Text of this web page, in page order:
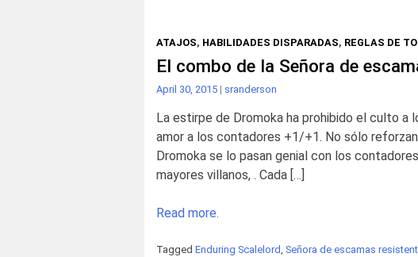
ATAJOS, HABILIDADES DISPARADAS, REGLAS DE
El combo de la Señora de
April 30, 2015 | sranderson
La estirpe de Dromoka ha prohibido el culto a
amor a los contadores +1/+1. No sólo
Dromoka se lo pasan genial con los
mayores villanos, . Cada […]
Read more.
Tagged Enduring Scalelord, Señora de escamas